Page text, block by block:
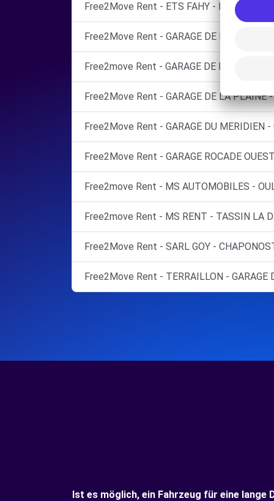
Free2Move Rent - ETS FAHY -
Free2Move Rent - GARAGE DE L'EUROPE -
Free2move Rent - GARAGE DE LA DEMI
Free2Move Rent - GARAGE DE LA PLAINE
Free2Move Rent - GARAGE DU MERIDIEN -
Free2Move Rent - GARAGE ROCADE
Free2move Rent - MS AUTOMOBILES -
Free2move Rent - MS RENT - TASSIN LA
Free2Move Rent - SARL GOY -
Free2Move Rent - TERRAILLON - GARAGE
Ist es möglich, ein Fahrzeug für eine lange